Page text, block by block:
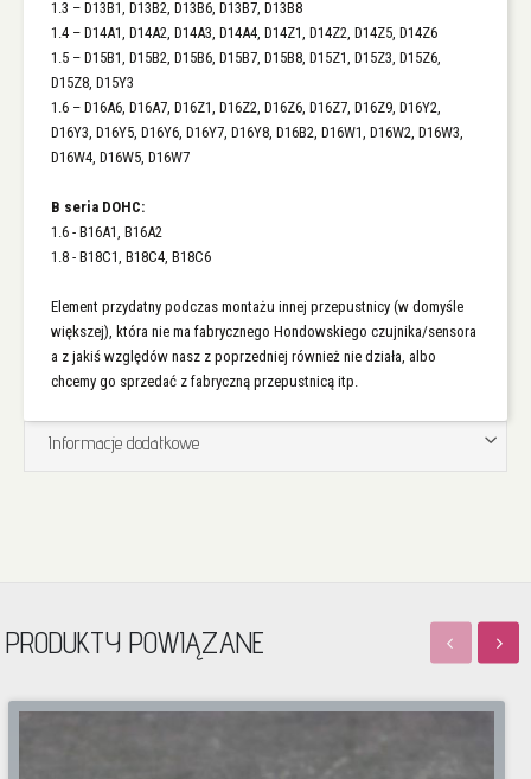
1.3 – D13B1, D13B2, D13B6, D13B7, D13B8
1.4 – D14A1, D14A2, D14A3, D14A4, D14Z1, D14Z2, D14Z5, D14Z6
1.5 – D15B1, D15B2, D15B6, D15B7, D15B8, D15Z1, D15Z3, D15Z6,
D15Z8, D15Y3
1.6 – D16A6, D16A7, D16Z1, D16Z2, D16Z6, D16Z7, D16Z9, D16Y2,
D16Y3, D16Y5, D16Y6, D16Y7, D16Y8, D16B2, D16W1, D16W2, D16W3,
D16W4, D16W5, D16W7
B seria DOHC:
1.6 - B16A1, B16A2
1.8 - B18C1, B18C4, B18C6
Element przydatny podczas montażu innej przepustnicy (w domyśle
większej), która nie ma fabrycznego Hondowskiego czujnika/sensora
a z jakiś względów nasz z poprzedniej również nie działa, albo
chcemy go sprzedać z fabryczną przepustnicą itp.
Informacje dodatkowe
PRODUKTY POWIĄZANE